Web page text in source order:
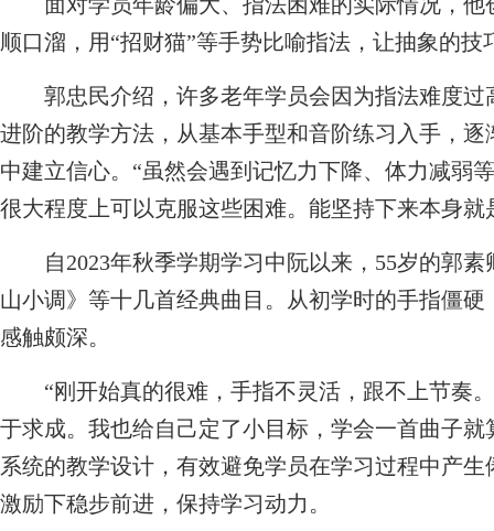
顺口溜，用“招财猫”等手势比喻指法，让抽象的技
郭忠民介绍，许多老年学员会因为指法难度过
进阶的教学方法，从基本手型和音阶练习入手，
中建立信心。“虽然会遇到记忆力下降、体力减弱
很大程度上可以克服这些困难。能坚持下来本身就
自2023年秋季学期学习中阮以来，55岁的郭素
山小调》等十几首经典曲目。从初学时的手指僵
感触颇深。
“刚开始真的很难，手指不灵活，跟不上节奏
于求成。我也给自己定了小目标，学会一首曲子
系统的教学设计，有效避免学员在学习过程中产
激励下稳步前进，保持学习动力。